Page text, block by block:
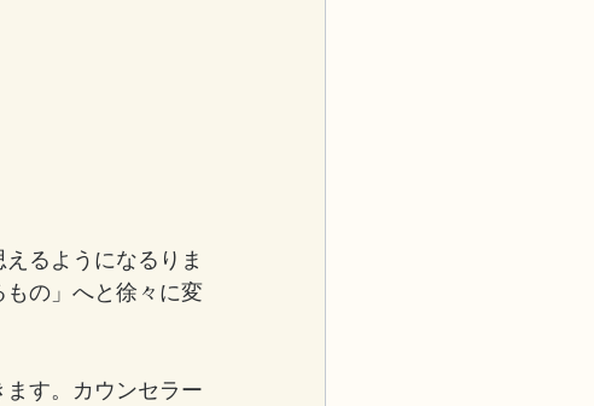
るようになるりま
の」へと徐々に変
す。カウンセラー